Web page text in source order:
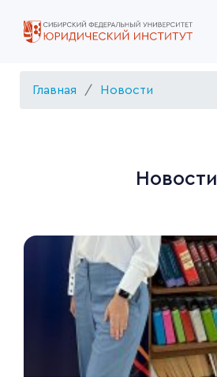
Главная Новости
Новости